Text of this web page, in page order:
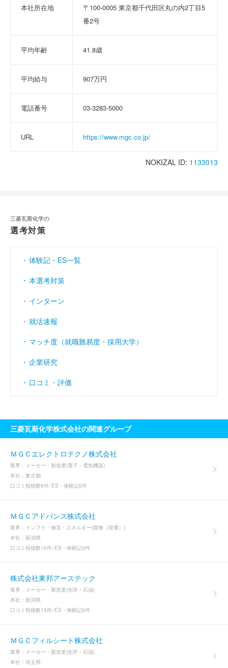
本社所在地
〒100-0005 東京都千代田区丸の内2丁目5
番2号
平均年齢 41.8歳
平均給与 907万円
電話番号 03-3283-5000
URL https://www.mgc.co.jp/
NOKIZAL ID: 1133013
三菱瓦斯化学の
選考対策
体験記・ES一覧
本選考対策
インターン
就活速報
マッチ度（就職難易度・採用大学）
企業研究
口コミ・評価
三菱瓦斯化学株式会社の関連グループ
ＭＧＣエレクトロテクノ株式会社
業界： メーカー・製造業(電子・電気機器)
本社： 東京都
口コミ投稿数6件 ES・体験記0件
ＭＧＣアドバンス株式会社
業界： インフラ・物流・エネルギー(貨物（陸運）)
本社： 新潟県
口コミ投稿数10件 ES・体験記0件
株式会社東邦アーステック
業界： メーカー・製造業(化学・石油)
本社： 新潟県
口コミ投稿数15件 ES・体験記0件
ＭＧＣフィルシート株式会社
業界： メーカー・製造業(化学・石油)
本社： 埼玉県